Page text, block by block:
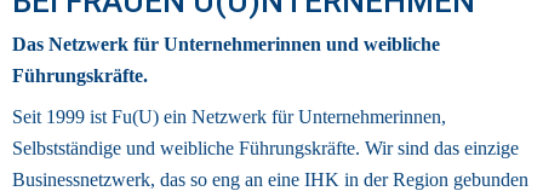
Das Netzwerk für Unternehmerinnen und weibliche
Führungskräfte.
Seit 1999 ist Fu(U) ein Netzwerk für Unternehmerinnen,
Businessnetzwerk, das so eng an eine IHK in der Region gebunden